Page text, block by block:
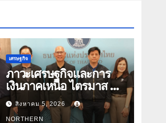
เศรษฐกิจ
ภาวะเศรษฐกิจและการ
เงินภาคเหนือ ไตรมาส 2
ปี 2569 ปรับลดลงจาก
ราคาพลังงาน ค่าครองชีพ
สิงหาคม 5, 2026
NORTHERN